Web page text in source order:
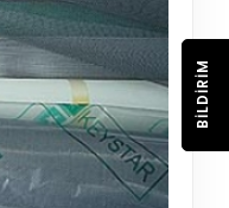
BILDIRIM